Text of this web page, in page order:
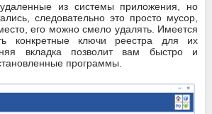
из системы приложения, но
следовательно это просто мусор,
его можно смело удалять. Имеется
конкретные ключи реестра для их
вкладка позволит вам быстро и
программы.